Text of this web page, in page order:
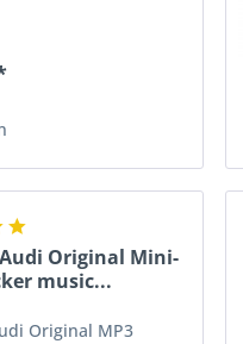
Original Mini-
music...
Original MP3